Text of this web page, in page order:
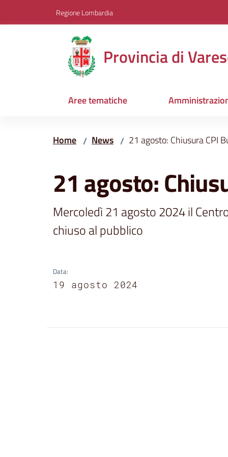
Regione Lombardia
Provincia di
Aree tematiche
Home / News / 21 agosto: Chiusura CPI
21 agosto:
Mercoledì 21 agosto 2024 il
chiuso al pubblico
Data:
19 agosto 2024